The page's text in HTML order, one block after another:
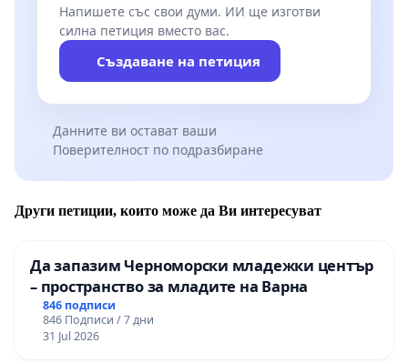
Напишете със свои думи. ИИ ще изготви
силна петиция вместо вас.
Създаване на петиция
Данните ви остават ваши
Поверителност по подразбиране
Други петиции, които може да Ви интересуват
Да запазим Черноморски младежки център
– пространство за младите на Варна
846 подписи
846 Подписи / 7 дни
31 Jul 2026